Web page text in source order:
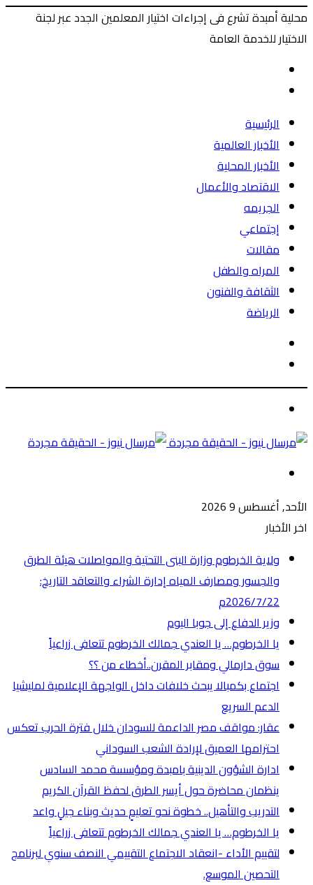
محلية أمبدة تشرع فى إجراءات اختيار المعلمين الجدد عبر لجنة
الاختيار للخدمة العامة
الرئيسية
الأخبار العالمية
الأخبار المحلية
الاقتصاد والأعمال
الجريمه
إجتماعي
مقالات
المراه والطفل
الثقافة والفنون
الرياضة
عن
الأحد, أغسطس 9 2026
اخر الأخبار
ولاية الخرطوم وزارة البنى التحتية والمواصلات هيئة الطرق
والجسور ومصارف المياه إدارة الشراء والتعاقد التاريخ:
2026/7/22م
وزير الدفاع إلى جوبا اليوم
يا الخرطوم… يا العندي جمالك الخرطوم تتعافى زراعياً
سوق دارمالي ومقابر المقرن..أخطاء من ؟؟
اجتماع بكمبالا يبحث خلافات داخل الواجهة الإعلامية لمليشيا
الدعم السريع
عقار: مواقف مصر الداعمة للسودان خلال فترة الحرب تعكس
احترامها العميق لإرادة الشعب السوداني
ادارة الشؤون الدينية بامبدة ومؤسسة محمد السادس
ينظمان محاضرة حول أيسر الطرق لحفظ القرآن الكريم
التدريب والتأهيل.. خطوة نحو تعليمٍ حديث وبناء جيلٍ واعد
يا الخرطوم… يا العندي جمالك الخرطوم تتعافى زراعياً
لتقييم الأداء -انعقاد الاجتماع التقييمي النصف سنوي لبرنامج
التحصين الموسع.